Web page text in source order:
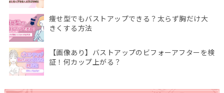
痩せ型でもバストアップできる？太らず胸だけ大
きくする方法
【画像あり】バストアップのビフォーアフターを検
証！何カップ上がる？